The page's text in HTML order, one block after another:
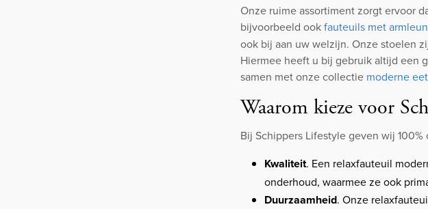
Onze ruime assortiment zorgt ervoor
bijvoorbeeld ookfauteuils met
ook bij aan uw welzijn. Onze stoelen
Hiermee heeft u bij gebruik altijd een
samen met onze collectie moderne
Waarom kieze voor
Bij Schippers Lifestyle geven wij
Kwaliteit. Een relaxfauteuil
onderhoud, waarmee ze ook
Duurzaamheid. Onze